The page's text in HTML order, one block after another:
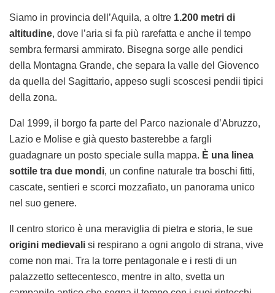
Siamo in provincia dell’Aquila, a oltre 1.200 metri di
altitudine, dove l’aria si fa più rarefatta e anche il tempo
sembra fermarsi ammirato. Bisegna sorge alle pendici
della Montagna Grande, che separa la valle del Giovenco
da quella del Sagittario, appeso sugli scoscesi pendii tipici
della zona.
Dal 1999, il borgo fa parte del Parco nazionale d’Abruzzo,
Lazio e Molise e già questo basterebbe a fargli
guadagnare un posto speciale sulla mappa. È una linea
sottile tra due mondi, un confine naturale tra boschi fitti,
cascate, sentieri e scorci mozzafiato, un panorama unico
nel suo genere.
Il centro storico è una meraviglia di pietra e storia, le sue
origini medievali si respirano a ogni angolo di strana, vive
come non mai. Tra la torre pentagonale e i resti di un
palazzetto settecentesco, mentre in alto, svetta un